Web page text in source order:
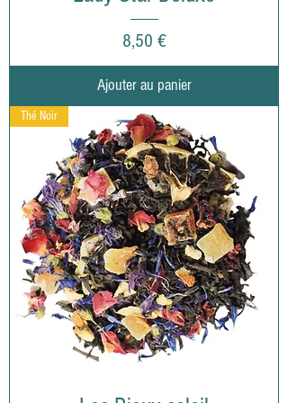
Prix
8,50 €
Ajouter au panier
Thé Noir